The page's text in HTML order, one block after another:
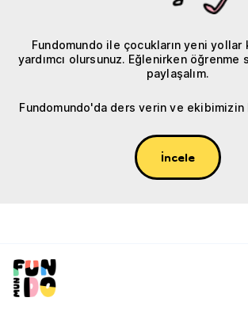
Fundomundo ile çocukların yeni
yardımcı olursunuz. Eğlenirken
paylaşalım.
Fundomundo'da ders verin ve ekibimizin
İncele